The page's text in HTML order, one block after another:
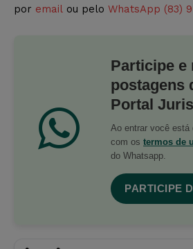
por email ou pelo WhatsApp (83)
Participe e
postagens
Portal
Ao entrar você está
com os termos de
do Whatsapp.
PARTICIPE